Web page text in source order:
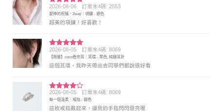
評分5 滿
分 5
2026-08-06 訂單末4碼: 2553
愛神的祝福．2way｜項鍊 - 銀色
超美的項鍊！好喜歡！
評分5 滿
分 5
2026-08-05 訂單末4碼: 8069
【限量】coco香奈耳｜耳環 - 黑色, 純銀耳針
這個耳環，我昨天帶出去同學們都說很好看
評分4
滿分 5
2026-08-05 訂單末4碼: 8069
每一個溫柔｜戒指 - 銀色
這枚戒指戴起來，讓我的手指閃閃發亮喔